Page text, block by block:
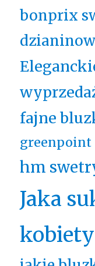
bonprix
fajne
greenpoint
hm
Jaka